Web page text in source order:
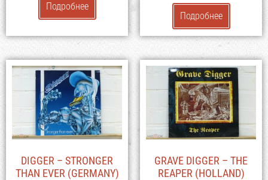
Подробнее
Подробнее
DIGGER – STRONGER
THAN EVER (GERMANY)
GRAVE DIGGER – THE
REAPER (HOLLAND)